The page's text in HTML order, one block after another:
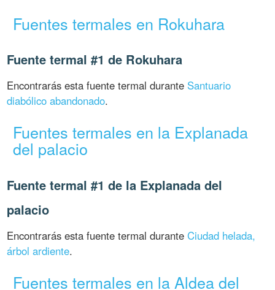
Fuentes termales en Rokuhara
Fuente termal #1 de Rokuhara
Encontrarás esta fuente termal durante Santuario
diabólico abandonado.
Fuentes termales en la Explanada
del palacio
Fuente termal #1 de la Explanada del
palacio
Encontrarás esta fuente termal duranteCiudad helada,
árbol ardiente.
Fuentes termales en la Aldea del